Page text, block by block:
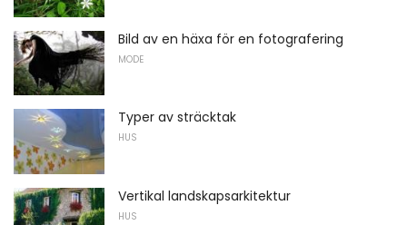
Bild av en häxa för en fotografering
MODE
Typer av sträcktak
HUS
Vertikal landskapsarkitektur
HUS